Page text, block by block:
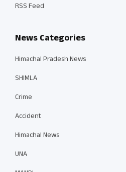
RSS Feed
News Categories
Himachal Pradesh News
SHIMLA
Crime
Accident
Himachal News
UNA